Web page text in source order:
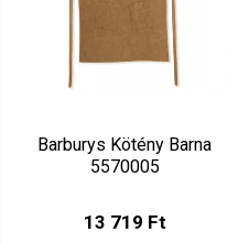
Barburys Kötény Barna
5570005
13 719 Ft